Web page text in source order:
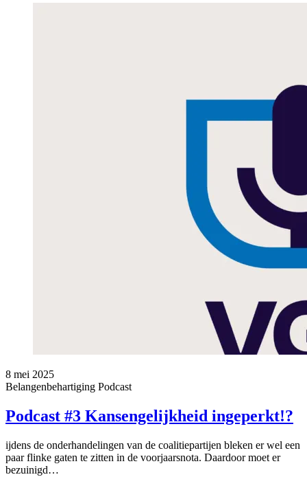
8 mei 2025
Belangenbehartiging Podcast
Podcast #3 Kansengelijkheid ingeperkt!?
ijdens de onderhandelingen van de coalitiepartijen bleken er wel een
paar flinke gaten te zitten in de voorjaarsnota. Daardoor moet er
bezuinigd…